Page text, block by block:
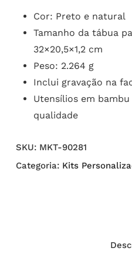
Cor: Preto e natural
Tamanho da tábua
32×20,5×1,2 cm
Peso: 2.264 g
Inclui gravação na
Utensílios em
qualidade
SKU: MKT-90281
Categoria: Kits